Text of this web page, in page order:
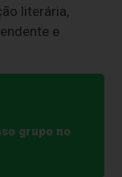
literária,
e
grupo no